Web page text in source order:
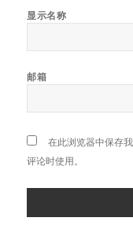
显示名称
邮箱
在此浏览器中保存
评论时使用。